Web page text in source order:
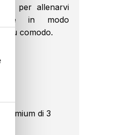
per allenarvi
in modo
più comodo.
di 3